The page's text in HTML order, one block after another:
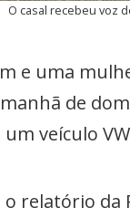
O casal recebeu voz
e uma
de
um veículo
relatório da